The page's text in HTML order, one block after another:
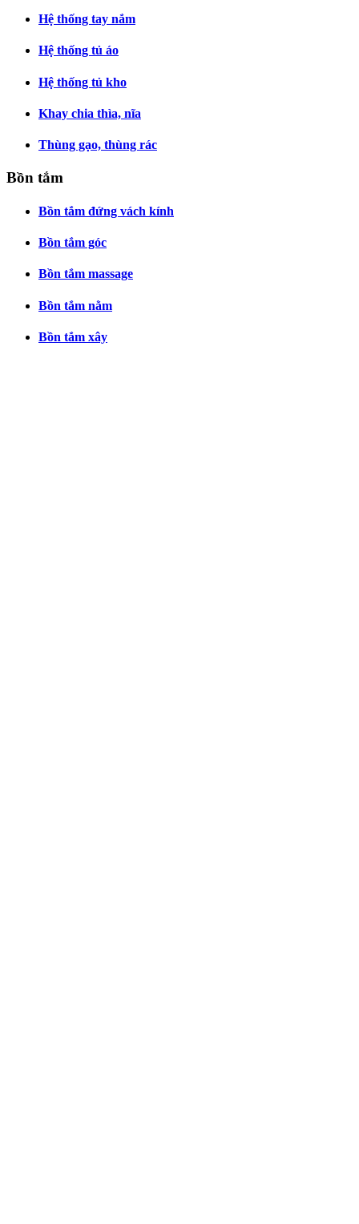
Hệ thống tay nắm
Hệ thống tủ áo
Hệ thống tủ kho
Khay chia thìa, nĩa
Thùng gạo, thùng rác
Bồn tắm
Bồn tắm đứng vách kính
Bồn tắm góc
Bồn tắm massage
Bồn tắm nằm
Bồn tắm xây